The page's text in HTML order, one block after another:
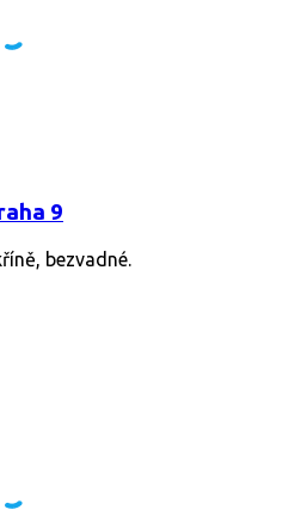
9
bezvadné.